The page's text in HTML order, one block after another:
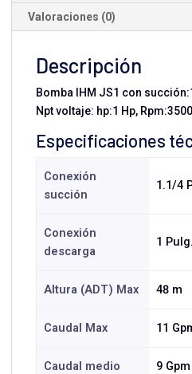
Valoraciones (0)
Descripción
Bomba IHM JS1 con
Npt voltaje: hp:1 Hp,
Especificaciones
Conexión
succión
1.1/4
Conexión
descarga
1
Altura (ADT) Max 48 m
Caudal Max 11
Caudal medio 9 Gpm